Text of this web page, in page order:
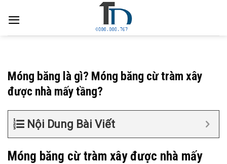
Móng băng là gì? Móng băng cừ tràm xây
được nhà mấy tầng?
Nội Dung Bài Viết
Móng băng cừ tràm xây được nhà mấy